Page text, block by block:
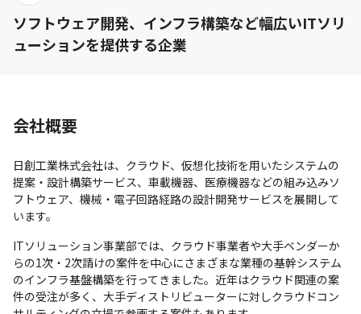
ソフトウェア開発、インフラ構築など幅広いITソリ
ューションを提供する企業
会社概要
日創工業株式会社は、クラウド、仮想化技術を用いたシステムの
提案・設計構築サービス、車載機器、医療機器などの組み込みソ
フトウェア、機械・電子回路経路の設計開発サービスを展開して
います。
ITソリューション事業部では、クラウド事業者や大手ベンダーか
らの1次・2次請けの案件を中心にさまざまな業種の基幹システム
のインフラ基盤構築を行ってきました。近年はクラウド関連の案
件の受注が多く、大手ディストリビューターに対しクラウドコン